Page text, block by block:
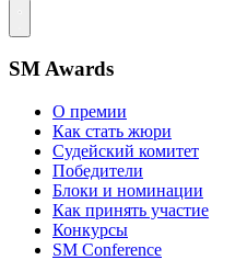
SM Awards
О премии
Как стать жюри
Судейский комитет
Победители
Блоки и номинации
Как принять участие
Конкурсы
SM Conference